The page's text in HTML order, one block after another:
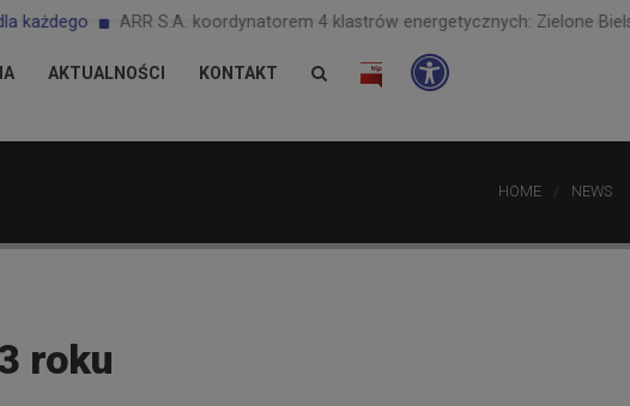
ARR S.A. koordynatorem 4 klastrów energetycznych: Zielone
AKTUALNOŚCI KONTAKT
HOME NEWS
roku